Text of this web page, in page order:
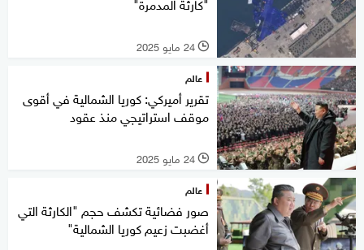
l 24 مايو 2025
عالم
تقرير أميركي: كوريا الشمالية في أقوى
موقف استراتيجي منذ عقود
l 24 مايو 2025
عالم
صور فضائية تكشف حجم "الكارثة التي
أغضبت زعيم كوريا الشمالية"